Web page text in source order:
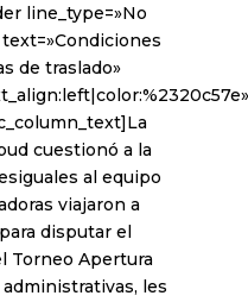
line_type=»No
de traslado»
cuestionó a la
al equipo
viajaron a
disputar el
Torneo Apertura
les